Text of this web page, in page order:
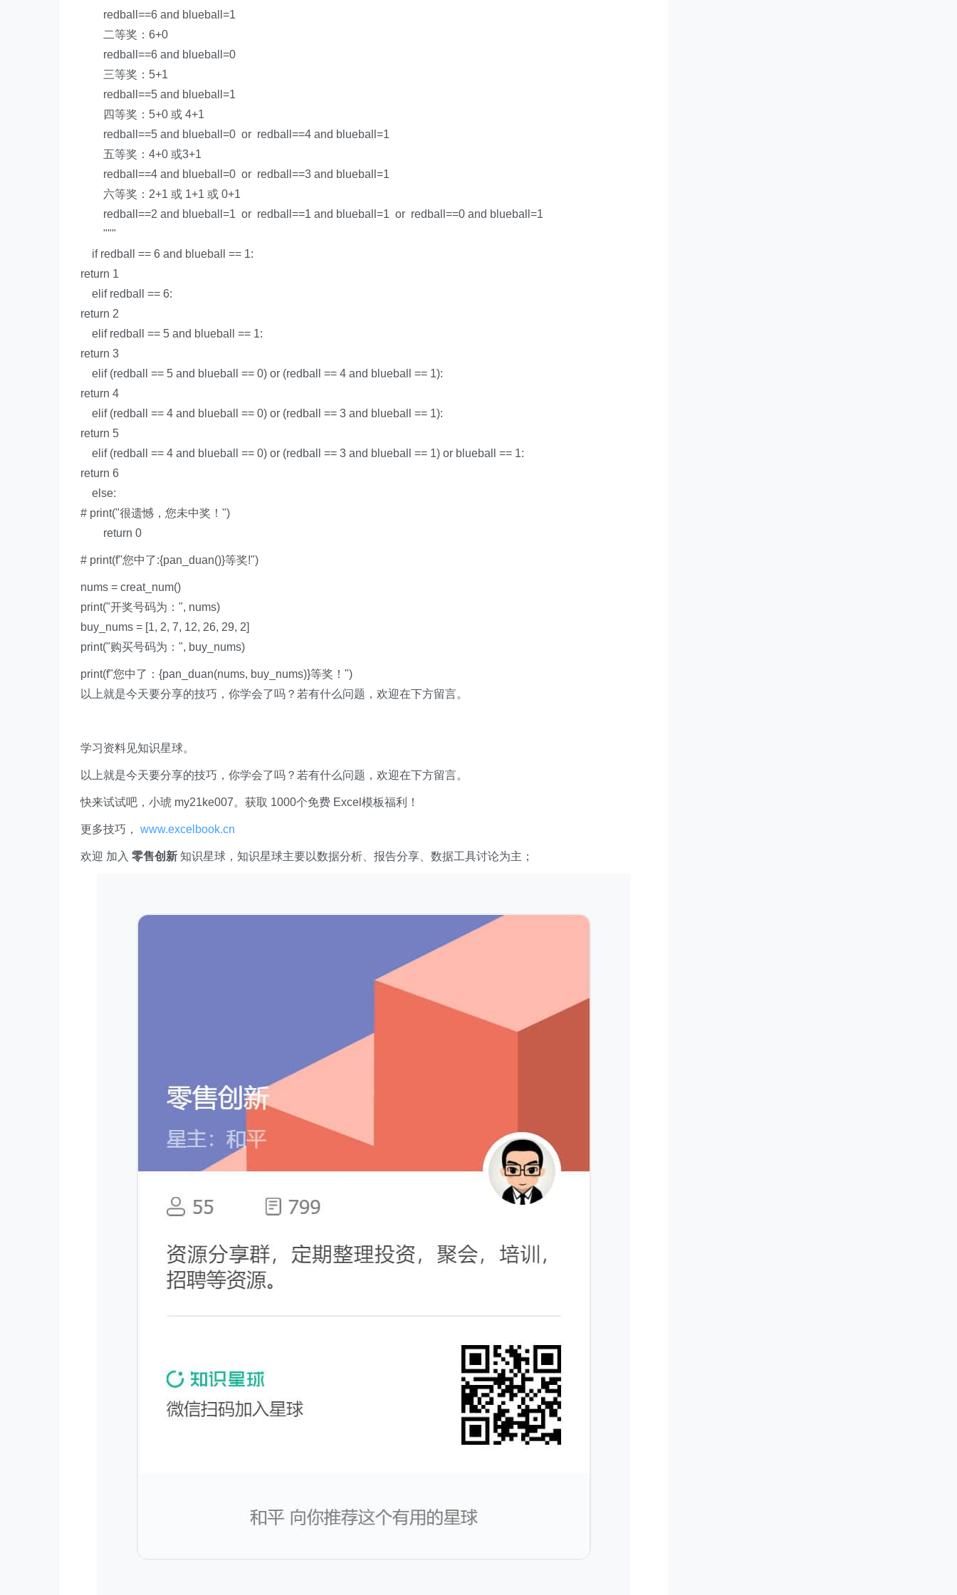
redball==6 and blueball=1
二等奖：6+0
redball==6 and blueball=0
三等奖：5+1
redball==5 and blueball=1
四等奖：5+0 或 4+1
redball==5 and blueball=0 or redball==4 and blueball=1
五等奖：4+0 或3+1
redball==4 and blueball=0 or redball==3 and blueball=1
六等奖：2+1 或 1+1 或 0+1
redball==2 and blueball=1 or redball==1 and blueball=1 or redball==0 and blueball=1
"""
if redball == 6 and blueball == 1:
return 1
elif redball == 6:
return 2
elif redball == 5 and blueball == 1:
return 3
elif (redball == 5 and blueball == 0) or (redball == 4 and blueball == 1):
return 4
elif (redball == 4 and blueball == 0) or (redball == 3 and blueball == 1):
return 5
elif (redball == 4 and blueball == 0) or (redball == 3 and blueball == 1) or blueball == 1:
return 6
else:
# print("很遗憾，您未中奖！")
return 0
# print(f"您中了:{pan_duan()}等奖!")
nums = creat_num()
print("开奖号码为：", nums)
buy_nums = [1, 2, 7, 12, 26, 29, 2]
print("购买号码为：", buy_nums)
print(f"您中了： {pan_duan(nums, buy_nums)}等奖！")
以上就是今天要分享的技巧，你学会了吗？若有什么问题，欢迎在下方留言。
学习资料见知识星球。
以上就是今天要分享的技巧，你学会了吗？若有什么问题，欢迎在下方留言。
快来试试吧，小琥 my21ke007。获取 1000个免费 Excel模板福利​​​​！
更多技巧， www.excelbook.cn
欢迎 加入 零售创新 知识星球，知识星球主要以数据分析、报告分享、数据工具讨论为主；